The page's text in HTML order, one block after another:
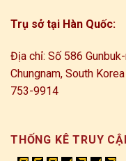
Trụ sở tại Hàn Quốc:
Địa chỉ: Số 586
Chungnam, South Korea
753-9914
THỐNG KÊ TRUY